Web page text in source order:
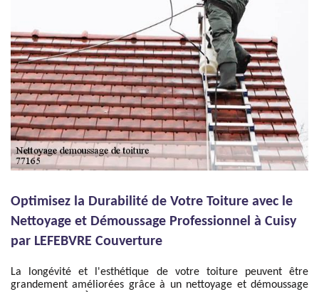
Optimisez la Durabilité de Votre Toiture avec le
Nettoyage et Démoussage Professionnel à Cuisy
par LEFEBVRE Couverture
La longévité et l'esthétique de votre toiture peuvent être
grandement améliorées grâce à un nettoyage et démoussage